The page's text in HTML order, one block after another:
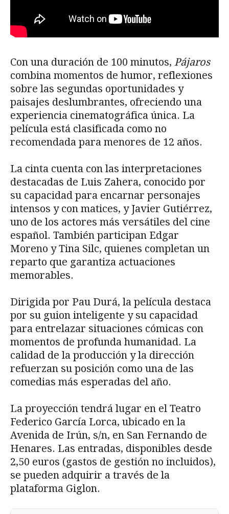
Con una duración de 100 minutos, Pájaros
combina momentos de humor, reflexiones
sobre las segundas oportunidades y
paisajes deslumbrantes, ofreciendo una
experiencia cinematográfica única. La
película está clasificada como no
recomendada para menores de 12 años.
La cinta cuenta con las interpretaciones
destacadas de Luis Zahera, conocido por
su capacidad para encarnar personajes
intensos y con matices, y Javier Gutiérrez,
uno de los actores más versátiles del cine
español. También participan Edgar
Moreno y Tina Silc, quienes completan un
reparto que garantiza actuaciones
memorables.
Dirigida por Pau Durá, la película destaca
por su guion inteligente y su capacidad
para entrelazar situaciones cómicas con
momentos de profunda humanidad. La
calidad de la producción y la dirección
refuerzan su posición como una de las
comedias más esperadas del año.
La proyección tendrá lugar en el Teatro
Federico García Lorca, ubicado en la
Avenida de Irún, s/n, en San Fernando de
Henares. Las entradas, disponibles desde
2,50 euros (gastos de gestión no incluidos),
se pueden adquirir a través de la
plataforma Giglon.